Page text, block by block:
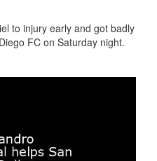
to injury early and got badly
FC on Saturday night.